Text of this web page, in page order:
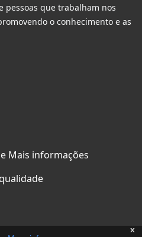
x
pessoas que trabalham nos
o conhecimento e as
Mais informações